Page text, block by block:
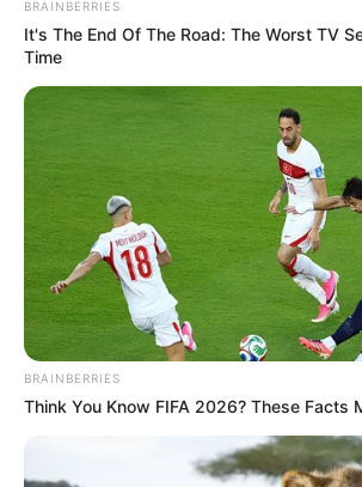
BRAINBERRIES
It's The End Of The Road: The Worst TV
Time
BRAINBERRIES
Think You Know FIFA 2026? These Facts